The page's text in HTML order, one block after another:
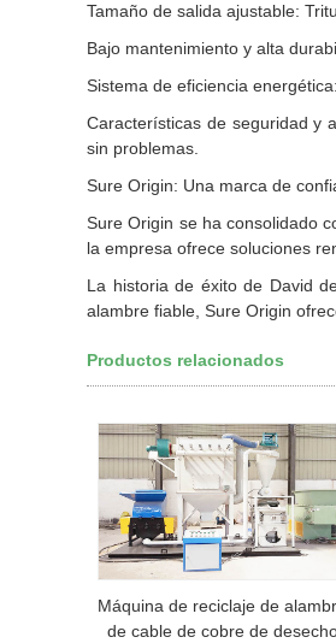
Tamaño de salida ajustable:
Bajo mantenimiento y alta
Sistema de eficiencia
Características de seguridad y
sin problemas.
Sure Origin: Una marca de
Sure Origin se ha consolidado
la empresa ofrece soluciones
La historia de éxito de David
alambre fiable, Sure Origin
Productos relacionados
Máquina de reciclaje de
de cable de cobre de